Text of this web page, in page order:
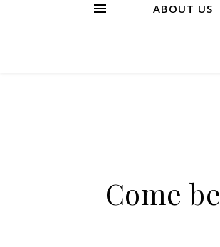
ABOUT US
Come